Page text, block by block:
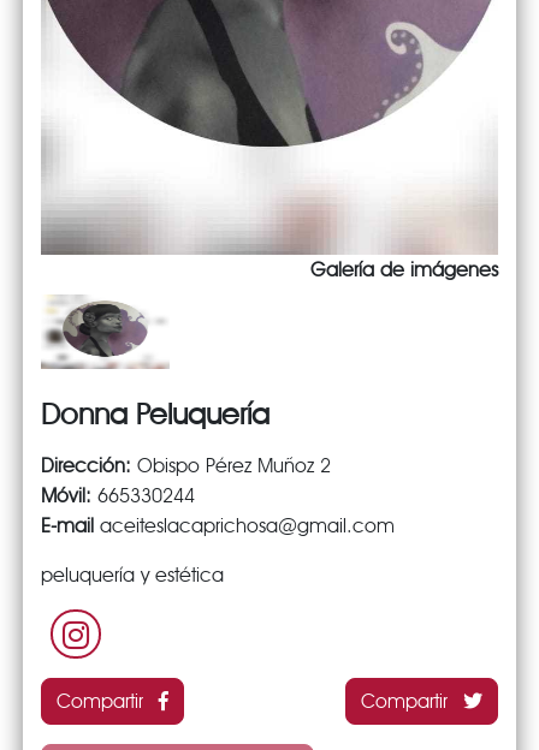
Galería de imágenes
Donna Peluquería
Dirección: Obispo Pérez Muñoz 2
Móvil: 665330244
E-mail aceiteslacaprichosa@gmail.com
peluquería y estética
Compartir Compartir